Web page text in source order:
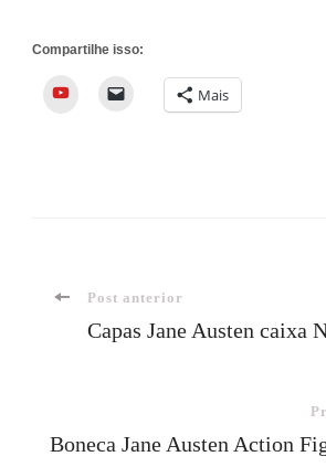
Compartilhe isso:
YouTube Mais
Navegação
post
Post anterior
Capas Jane Austen caixa
Boneca Jane Austen Action